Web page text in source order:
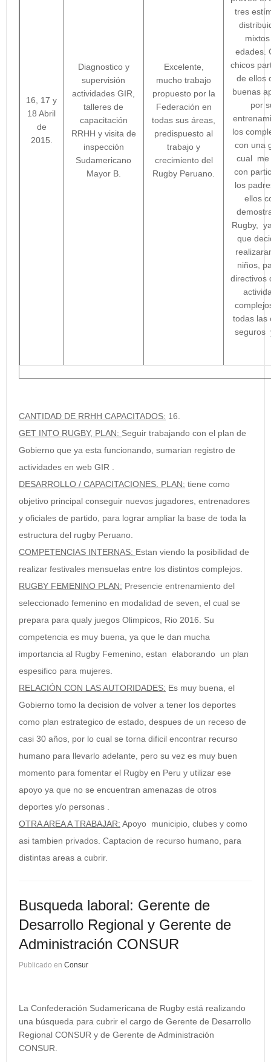
16, 17 y
18 Abril
de
2015.
Diagnostico y
supervisión
actividades GIR,
talleres de
capacitación
RRHH y visita de
inspección
Sudamericano
Mayor B.
Excelente,
mucho trabajo
propuesto por la
Federación en
todas sus áreas,
predispuesto al
trabajo y
crecimiento del
Rugby Peruano.
tres
edades.
chicos
de ellos
buenas
por
los
con una
cual me
con
los
ellos
Rugby,
que
niños,
directivos
todas las
seguros
CANTIDAD DE RRHH CAPACITADOS: 16.
GET INTO RUGBY, PLAN: Seguir trabajando con el plan de
Gobierno que ya esta funcionando, sumarian registro de
actividades en web GIR .
DESARROLLO / CAPACITACIONES. PLAN: tiene como
objetivo principal conseguir nuevos jugadores, entrenadores
y oficiales de partido, para lograr ampliar la base de toda la
estructura del rugby Peruano.
COMPETENCIAS INTERNAS: Estan viendo la posibilidad de
realizar festivales mensuelas entre los distintos complejos.
RUGBY FEMENINO PLAN: Presencie entrenamiento del
seleccionado femenino en modalidad de seven, el cual se
prepara para qualy juegos Olimpicos, Rio 2016. Su
competencia es muy buena, ya que le dan mucha
importancia al Rugby Femenino, estan elaborando un plan
espesifico para mujeres.
RELACIÓN CON LAS AUTORIDADES: Es muy buena, el
Gobierno tomo la decision de volver a tener los deportes
como plan estrategico de estado, despues de un receso de
casi 30 años, por lo cual se torna dificil encontrar recurso
humano para llevarlo adelante, pero su vez es muy buen
momento para fomentar el Rugby en Peru y utilizar ese
apoyo ya que no se encuentran amenazas de otros
deportes y/o personas .
OTRA AREA A TRABAJAR: Apoyo municipio, clubes y como
asi tambien privados. Captacion de recurso humano, para
distintas areas a cubrir.
Busqueda laboral: Gerente de
Desarrollo Regional y Gerente de
Administración CONSUR
Publicado en Consur
La Confederación Sudamericana de Rugby está realizando
una búsqueda para cubrir el cargo de Gerente de Desarrollo
Regional CONSUR y de Gerente de Administración
CONSUR.